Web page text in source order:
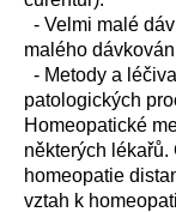
- Velmi malé
malého
- Metody a
patologických
Homeopatické
některých
homeopatie
vztah k